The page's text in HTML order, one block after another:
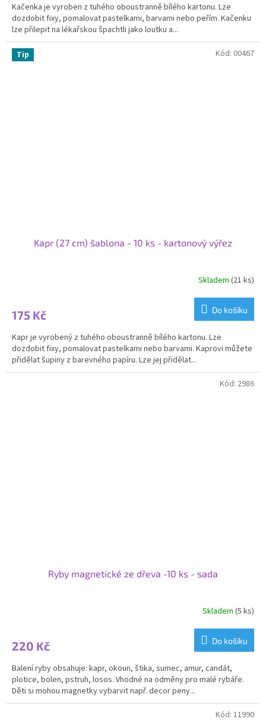
Kačenka je vyroben z tuhého oboustranně bílého kartonu. Lze
dozdobit fixy, pomalovat pastelkami, barvami nebo peřím. Kačenku
lze přilepit na lékařskou špachtli jako loutku a...
Tip
Kapr (27 cm) šablona - 10 ks - kartonový výřez
je
z
5
hvězdiček.
Skladem(21 ks)
175 Kč Do košíku
Kapr je vyrobený z tuhého oboustranně bílého kartonu. Lze
dozdobit fixy, pomalovat pastelkami nebo barvami. Kaprovi můžete
přidělat šupiny z barevného papíru. Lze jej přidělat...
Kód: 00467
Ryby magnetické ze dřeva -10 ks - sada
Skladem (5 ks)
220 Kč Do košíku
Balení ryby obsahuje: kapr, okoun, štika, sumec, amur, candát,
plotice, bolen, pstruh, losos. Vhodné na odměny pro malé rybáře.
Děti si mohou magnetky vybarvit např. decor peny...
Kód: 2986
Kód: 11990